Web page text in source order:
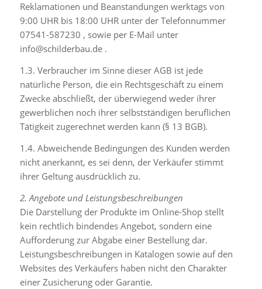
Reklamationen und Beanstandungen werktags von
9:00 UHR bis 18:00 UHR unter der Telefonnummer
07541-587230 , sowie per E-Mail unter
info@schilderbau.de .
1.3. Verbraucher im Sinne dieser AGB ist jede
natürliche Person, die ein Rechtsgeschäft zu einem
Zwecke abschließt, der überwiegend weder ihrer
gewerblichen noch ihrer selbstständigen beruflichen
Tätigkeit zugerechnet werden kann (§ 13 BGB).
1.4. Abweichende Bedingungen des Kunden werden
nicht anerkannt, es sei denn, der Verkäufer stimmt
ihrer Geltung ausdrücklich zu.
2. Angebote und Leistungsbeschreibungen
Die Darstellung der Produkte im Online-Shop stellt
kein rechtlich bindendes Angebot, sondern eine
Aufforderung zur Abgabe einer Bestellung dar.
Leistungsbeschreibungen in Katalogen sowie auf den
Websites des Verkäufers haben nicht den Charakter
einer Zusicherung oder Garantie.